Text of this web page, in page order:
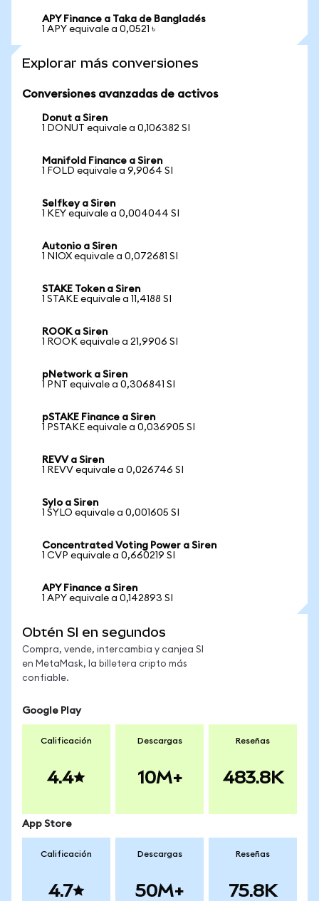
APY Finance a Taka de Bangladés
1 APY equivale a 0,0521 ৳
Explorar más conversiones
Conversiones avanzadas de activos
Donut a Siren
1 DONUT equivale a 0,106382 SI
Manifold Finance a Siren
1 FOLD equivale a 9,9064 SI
Selfkey a Siren
1 KEY equivale a 0,004044 SI
Autonio a Siren
1 NIOX equivale a 0,072681 SI
STAKE Token a Siren
1 STAKE equivale a 11,4188 SI
ROOK a Siren
1 ROOK equivale a 21,9906 SI
pNetwork a Siren
1 PNT equivale a 0,306841 SI
pSTAKE Finance a Siren
1 PSTAKE equivale a 0,036905 SI
REVV a Siren
1 REVV equivale a 0,026746 SI
Sylo a Siren
1 SYLO equivale a 0,001605 SI
Concentrated Voting Power a Siren
1 CVP equivale a 0,660219 SI
APY Finance a Siren
1 APY equivale a 0,142893 SI
Obtén SI en segundos
Compra, vende, intercambia y canjea SI
en MetaMask, la billetera cripto más
confiable.
Google Play
Calificación
4.4
Descargas
10M+
Reseñas
483.8K
App Store
Calificación
4.7
Descargas
50M+
Reseñas
75.8K